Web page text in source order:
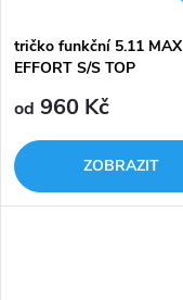
tričko funkční 5.11 MAX
EFFORT S/S TOP
od 960 Kč
ZOBRAZIT